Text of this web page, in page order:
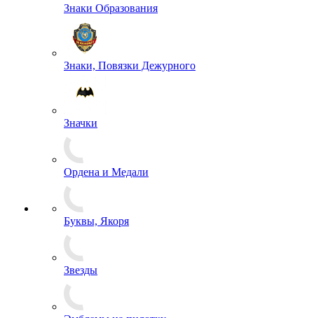
Сумки
Жетоны
Знаки Классности
Знаки Образования
Знаки, Повязки Дежурного